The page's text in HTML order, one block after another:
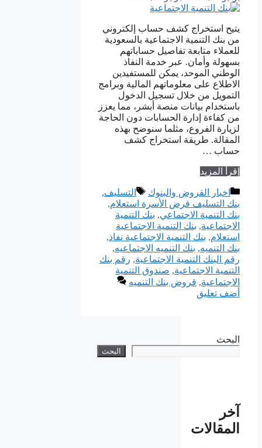
يتيح استخراج كشف حساب إلكتروني
من بنك التنمية الاجتماعية بالسعودية
للعملاء متابعة تفاصيل حساباتهم
بسهولة وأمان. عبر خدمة النفاذ
الوطني الموحد، يمكن للمستفيدين
الاطلاع على معلوماتهم المالية وبرامج
التمويل من خلال تسجيل الدخول
باستخدام بيانات منصة أبشر، مما يعزز
من كفاءة إدارة الحسابات دون الحاجة
لزيارة الفروع، مثلما سنوضح بهذه
المقالة. طريقة استخراج كشف
حساب …
إقرأ المزيد
التصنيفات
اخبار القروض والبنوك الوسوم
التسليف,
بنك التسليف قرض الأسرة استعلام,
بنك التنمية الاجتماعي, بنك التنمية
الاجتماعية, بنك التنمية الاجتماعية
استعلام, بنك التنمية الاجتماعية نفاذ,
بنك التنميه, بنك التنميه الاجتماعيه,
رقم البنك التنمية الاجتماعية, رقم بنك
التنمية الاجتماعية, صندوق التنمية
الاجتماعية, قروض بنك التنميه
أضف تعليق
البحث
البحث
آخر
المقالات